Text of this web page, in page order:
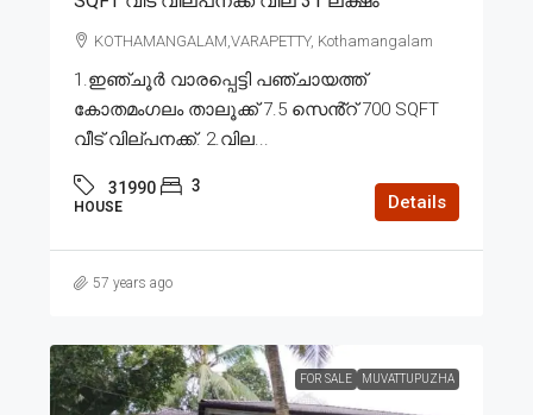
KOTHAMANGALAM,VARAPETTY, Kothamangalam
1.ഇഞ്ചൂർ വാരപ്പെട്ടി പഞ്ചായത്ത്
കോതമംഗലം താലൂക്ക് 7.5 സെൻ്റ് 700 SQFT
വീട് വില്പനക്ക്. 2.വില...
31990 3
HOUSE Details
57 years ago
FOR SALE MUVATTUPUZHA